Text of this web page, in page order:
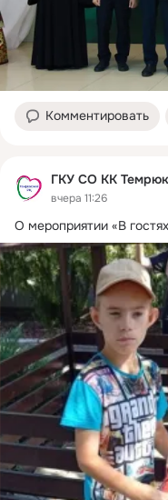
Комментировать
ГКУ СО КК
вчера 11:26
О мероприятии «В